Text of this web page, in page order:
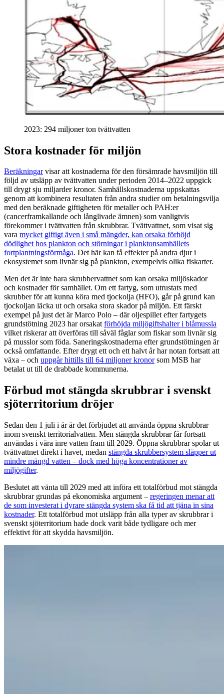
2023: 294 miljoner ton tvättvatten
Stora kostnader för miljön
Beräkningarvisar att kostnaderna för den försämrade havsmiljön till
följd av utsläpp av tvättvatten under perioden 2014–2022 uppgick
till drygt sju miljarder kronor. Samhällskostnaderna uppskattas
genom att kombinera resultaten från andra studier om betalningsvilja
med den beräknade giftigheten för metaller och PAH:er
(cancerframkallande och långlivade ämnen) som vanligtvis
förekommer i tvättvatten från skrubbrar. Tvättvattnet, som visat sig
vara mycket giftigt även i små mängder, kan orsaka förhöjd
dödlighet hos plankton och störningar i planktonsamhällets
fortplantningsförmåga. Det här kan få effekter på andra djur i
ekosystemet som livnär sig på plankton, exempelvis olika fiskarter.
Men det är inte bara skrubbervattnet som kan orsaka miljöskador
och kostnader för samhället. Om ett fartyg, som utrustats med
skrubber för att kunna köra med tjockolja (HFO), går på grund kan
tjockoljan läcka ut och orsaka stora skador på miljön. Ett färskt
exempel på just det är Marco Polo – där oljespillet efter fartygets
grundstötning 2023 har orsakatförhöjda miljögiftshalter i blåmussla
vilket riskerar att överföras till såväl fåglar som fiskar som livnär sig
på musslor som föda. Saneringskostnaderna efter grundstötningen är
också omfattande. Efter drygt ett och ett halvt år har notan fortsatt att
växa – och uppgår hittills till 64 miljoner kronorsom MSB har
betalat ut till de drabbade kommunerna.
Förbud mot stängda skrubbrar i svenskt
sjöterritorium dröjer
Sedan den 1 juli i år är det förbjudet att använda öppna skrubbrar
inom svenskt territorialvatten. Men stängda skrubbrar får fortsatt
användas i våra inre vatten fram till 2029. Öppna skrubbrar spolar ut
tvättvattnet direkt i havet, medan stängda skrubbersystem släpper ut
mindre mängd vatten – dock med höga koncentrationer av
miljögifter.
Beslutet att vänta till 2029 med att införa ett totalförbud mot stängda
skrubbrar grundas på ekonomiska argument – regeringen menar att
de som investerat i dyrare stängda system ska få tid att tjäna in sina
kostnader. Ett totalförbud mot utsläpp från alla typer av skrubbrar i
svenskt sjöterritorium hade dock varit både tydligare och mer
effektivt för att skydda havsmiljön.